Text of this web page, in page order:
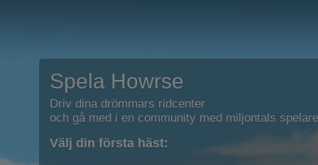
Spela Howrse
Driv dina drömmars ridcenter
och gå med i en community med miljontals
Välj din första häst: